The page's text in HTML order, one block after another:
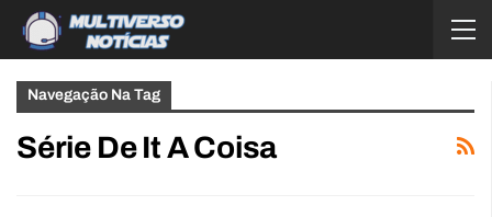
Navegação Na Tag
Série De It A Coisa